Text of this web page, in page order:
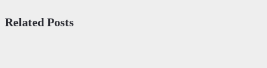
Related Posts